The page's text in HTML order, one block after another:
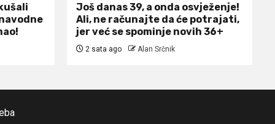
Još danas 39, a onda osvježenje!
Ali, ne računajte da će potrajati,
jer već se spominje novih 36+
2 sata ago Alan Srčnik